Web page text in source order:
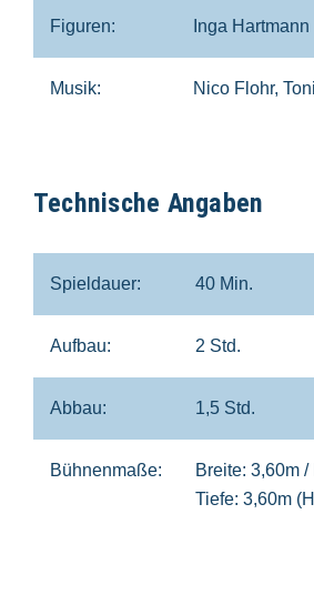
Figuren: Inga Hartmann
Musik: Nico Flohr,
Technische Angaben
Spieldauer: 40 Min.
Aufbau: 2 Std.
Abbau: 1,5 Std.
Bühnenmaße:
Breite: 3,60m
Tiefe: 3,60m